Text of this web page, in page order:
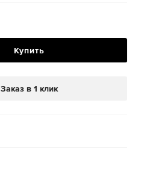
Купить
Заказ в 1 клик